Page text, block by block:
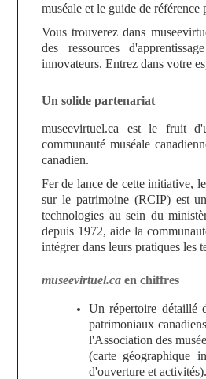
muséale et le guide de
Vous trouverez dans
des ressources
innovateurs. Entrez dans votre
Un solide partenariat
museevirtuel.ca est le fruit
communauté muséale
canadien.
Fer de lance de cette initiative,
sur le patrimoine (RCIP) est
technologies au sein du
depuis 1972, aide la
intégrer dans leurs pratiques les
museevirtuel.ca en chiffres
Un répertoire détaillé
patrimoniaux
l'Association des
(carte géographique
d'ouverture et activités).